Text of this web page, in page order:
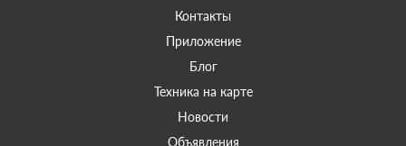
Контакты
Приложение
Блог
Техника на карте
Новости
Объявления